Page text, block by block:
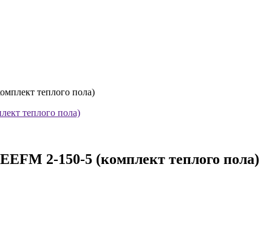
теплого пола)
2-150-5 (комплект теплого пола)